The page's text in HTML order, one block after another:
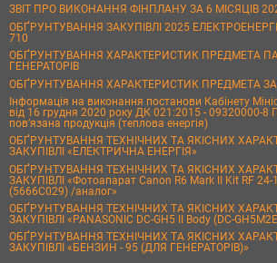
ЗВІТ ПРО ВИКОНАННЯ ФІНПЛАНУ ЗА 6 МІСЯЦІВ
ОБҐРУНТУВАННЯ ЗАКУПІВЛІ 2025
710
ОБҐРУНТУВАННЯ ХАРАКТЕРИСТИК ПРЕДМЕТА
ГЕНЕРАТОРІВ
ОБҐРУНТУВАННЯ ХАРАКТЕРИСТИК ПРЕДМЕТА
Інформація на виконання постанови Кабінету
від 16 грудня 2020 року ДК 021:2015 - 09320000-8
пов’язана продукція (теплова енергія)
ОБҐРУНТУВАННЯ ТЕХНІЧНИХ ТА ЯКІСНИХ
ЗАКУПІВЛІ «ЕЛЕКТРИЧНА ЕНЕРГІЯ»
ОБҐРУНТУВАННЯ ТЕХНІЧНИХ ТА ЯКІСНИХ
ЗАКУПІВЛІ «Фотоапарат Canon R6 Mark II Kit RF 24-
(5666C029) /аналог»
ОБҐРУНТУВАННЯ ТЕХНІЧНИХ ТА ЯКІСНИХ
ЗАКУПІВЛІ «PANASONIC DC-GH5 II Body (DC-
ОБҐРУНТУВАННЯ ТЕХНІЧНИХ ТА ЯКІСНИХ
ЗАКУПІВЛІ «БЕНЗИН - 95 (ДЛЯ ГЕНЕРАТОРІВ)»